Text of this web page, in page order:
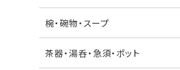
椀・碗物・スープ
茶器・湯呑・急須・ポット